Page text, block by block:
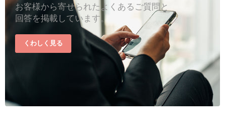
お客様から寄せられたよくあるご質問と
回答を掲載しています。
くわしく見る